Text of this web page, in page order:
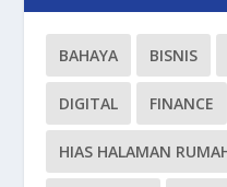
BAHAYA BISNIS
DIGITAL FINANCE
HIAS HALAMAN